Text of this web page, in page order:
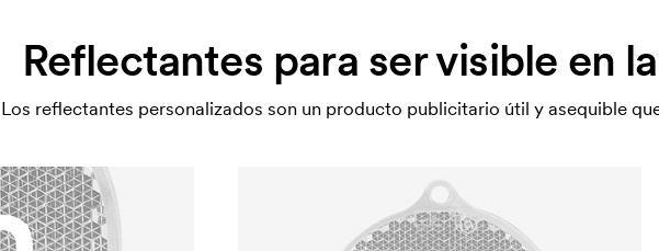
Reflectantes para ser visible en
Los reflectantes personalizados son un producto publicitario útil y asequible